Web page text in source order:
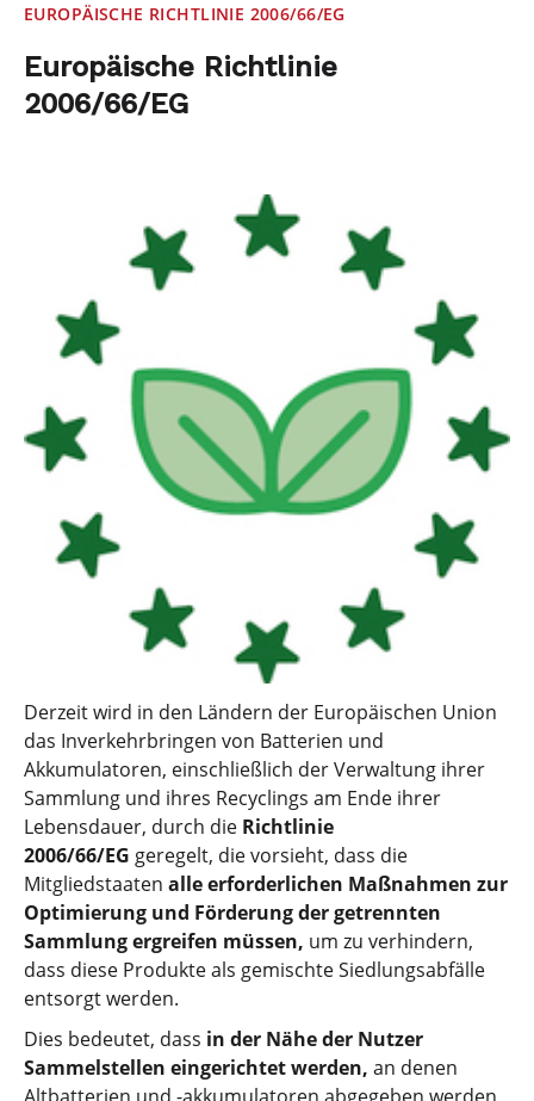
EUROPÄISCHE RICHTLINIE 2006/66/EG
Europäische Richtlinie
2006/66/EG
Derzeit wird in den Ländern der Europäischen Union
das Inverkehrbringen von Batterien und
Akkumulatoren, einschließlich der Verwaltung ihrer
Sammlung und ihres Recyclings am Ende ihrer
Lebensdauer, durch die Richtlinie
2006/66/EG geregelt, die vorsieht, dass die
Mitgliedstaaten alle erforderlichen Maßnahmen zur
Optimierung und Förderung der getrennten
Sammlung ergreifen müssen, um zu verhindern,
dass diese Produkte als gemischte Siedlungsabfälle
entsorgt werden.
Dies bedeutet, dass in der Nähe der Nutzer
Sammelstellen eingerichtet werden, an denen